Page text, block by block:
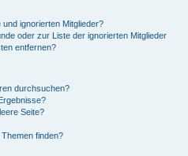
ignorierten Mitglieder?
oder zur Liste der ignorierten Mitglieder
entfernen?
durchsuchen?
Seite?
finden?